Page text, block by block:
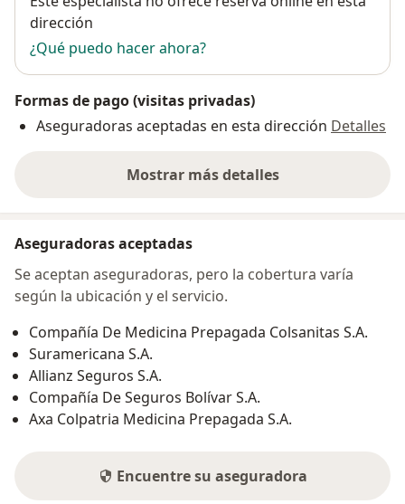
dirección
¿Qué puedo hacer ahora?
Formas de pago (visitas privadas)
Aseguradoras aceptadas en esta dirección Detalles
Mostrar más detalles
sobre la dirección
Aseguradoras aceptadas
Se aceptan aseguradoras, pero la cobertura varía
según la ubicación y el servicio.
Compañía De Medicina Prepagada Colsanitas S.A.
Suramericana S.A.
Allianz Seguros S.A.
Compañía De Seguros Bolívar S.A.
Axa Colpatria Medicina Prepagada S.A.
Encuentre su aseguradora